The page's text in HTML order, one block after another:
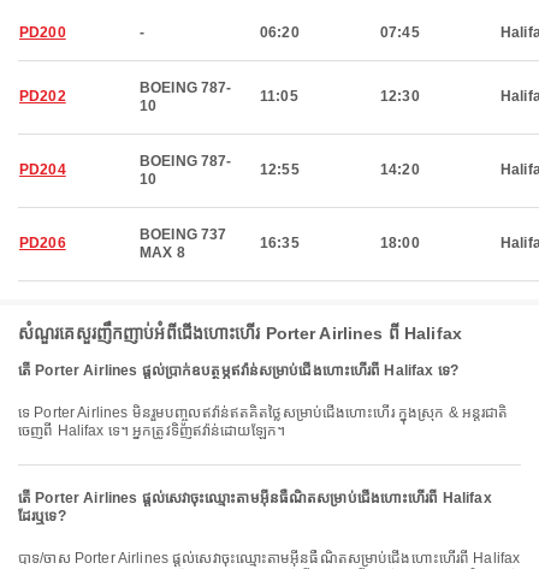
PD200 - 06:20 07:45
PD202
BOEING 787-
10
11:05 12:30
PD204
BOEING 787-
10
12:55 14:20
PD206
BOEING 737
MAX 8
16:35 18:00
សំណួរគេសួរញឹកញាប់អំពីជើងហោះហើរ Porter Airlines ពី Halifax
តើ Porter Airlines ផ្តល់ប្រាក់ឧបត្ថម្ភឥវ៉ាន់សម្រាប់ជើងហោះហើរពី Halifax ទេ?
ទេ Porter Airlines មិនរួមបញ្ចូលឥវ៉ាន់ឥតគិតថ្លៃសម្រាប់ជើងហោះហើរ ក្នុងស្រុក & អន្តរជាតិ
ចេញពី Halifax ទេ។ អ្នកត្រូវទិញឥវ៉ាន់ដោយឡែក។
តើ Porter Airlines ផ្តល់សេវាចុះឈ្មោះតាមអ៊ីនធឺណិតសម្រាប់ជើងហោះហើរពី Halifax
ដែរឬទេ?
បាទ/ចាស Porter Airlines ផ្តល់សេវាចុះឈ្មោះតាមអ៊ីនធឺណិតសម្រាប់ជើងហោះហើរពី Halifax